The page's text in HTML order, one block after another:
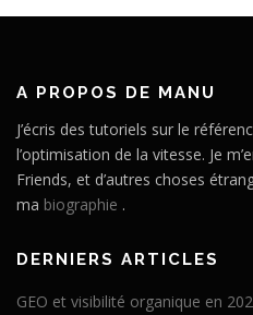
A PROPOS DE MANU
J’écris des tutoriels sur le
l’optimisation de la vitesse. Je
Friends, et d’autres choses
ma biographie .
DERNIERS ARTICLES
GEO et visibilité organique en